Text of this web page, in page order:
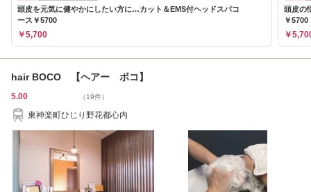
頭皮を元気に健やかにしたい方に…カット＆EMS付ヘッドスパコ
ース￥5700
￥5,700
頭皮の
￥5700
￥
hair BOCO 【ヘアー ボコ】
5.00 （19件）
東神楽町ひじり野花都心内